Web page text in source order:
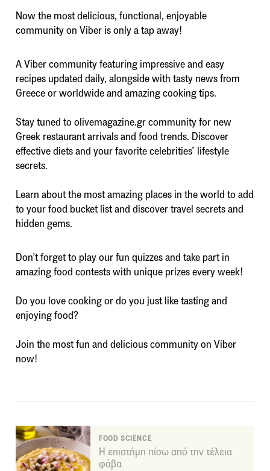
Now the most delicious, functional, enjoyable
community on Viber is only a tap away!
A Viber community featuring impressive and easy
recipes updated daily, alongside with tasty news from
Greece or worldwide and amazing cooking tips.
Stay tuned to olivemagazine.gr community for new
Greek restaurant arrivals and food trends. Discover
effective diets and your favorite celebrities’ lifestyle
secrets.
Learn about the most amazing places in the world to add
to your food bucket list and discover travel secrets and
hidden gems.
Don’t forget to play our fun quizzes and take part in
amazing food contests with unique prizes every week!
Do you love cooking or do you just like tasting and
enjoying food?
Join the most fun and delicious community on Viber
now!
FOOD SCIENCE
Η επιστήμη πίσω από την τέλεια
φάβα